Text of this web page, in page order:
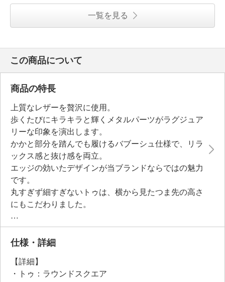
一覧を見る
この商品について
商品の特長
上質なレザーを贅沢に使用。
歩くたびにキラキラと輝くメタルパーツがラグジュア
リーな印象を演出します。
かかと部分を踏んでも履けるバブーシュ仕様で、リラ
ックス感と抜け感を両立。
エッジの効いたデザインが当ブランドならではの魅力
です。
丸すぎず細すぎないトゥは、横から見たつま先の高さ
にもこだわりました。
ライニングになめらかな肌触りのマイクロファイバ
ー、つま先から甲部分にクッションを用いており、足
をやさしく包み込みます。
り、長時間の着用でも快適な履き心地を実現。
ソールは、厚みのあるデザインにコバステッチをプラ
仕様・詳細
【詳細】
・トゥ：ラウンドスクエア